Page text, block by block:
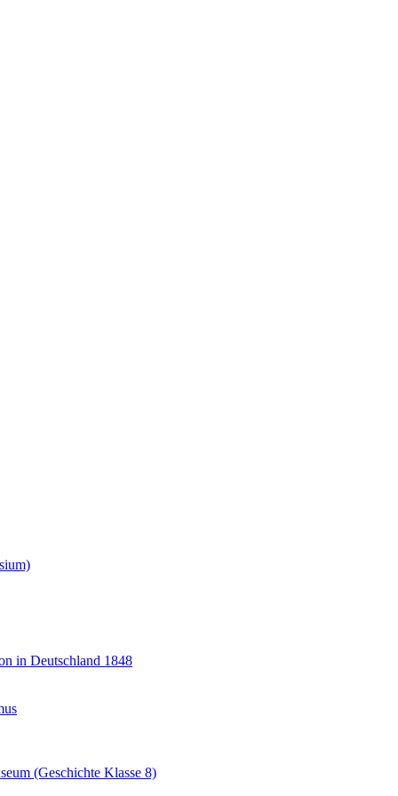
in Deutschland 1848
(Geschichte Klasse 8)